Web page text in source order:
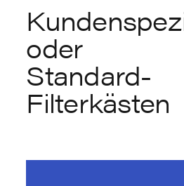
oder
Standard-
Filterkästen